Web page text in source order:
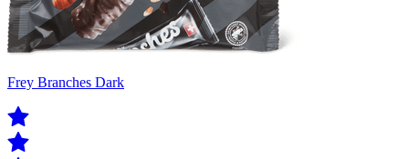
Frey Branches Dark